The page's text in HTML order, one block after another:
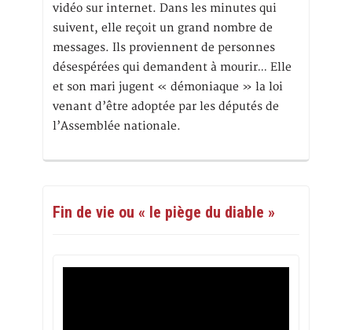
vidéo sur internet. Dans les minutes qui
suivent, elle reçoit un grand nombre de
messages. Ils proviennent de personnes
désespérées qui demandent à mourir… Elle
et son mari jugent « démoniaque » la loi
venant d’être adoptée par les députés de
l’Assemblée nationale.
Fin de vie ou « le piège du diable »